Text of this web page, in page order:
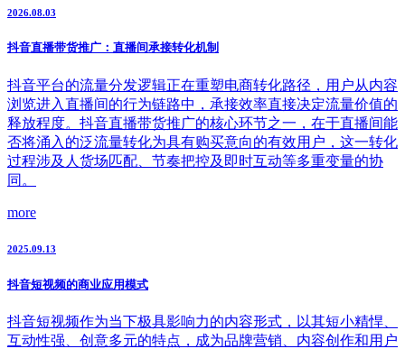
2026.08.03
抖音直播带货推广：直播间承接转化机制
抖音平台的流量分发逻辑正在重塑电商转化路径，用户从内容
浏览进入直播间的行为链路中，承接效率直接决定流量价值的
释放程度。抖音直播带货推广的核心环节之一，在于直播间能
否将涌入的泛流量转化为具有购买意向的有效用户，这一转化
过程涉及人货场匹配、节奏把控及即时互动等多重变量的协
同。
more
2025.09.13
抖音短视频的商业应用模式
抖音短视频作为当下极具影响力的内容形式，以其短小精悍、
互动性强、创意多元的特点，成为品牌营销、内容创作和用户